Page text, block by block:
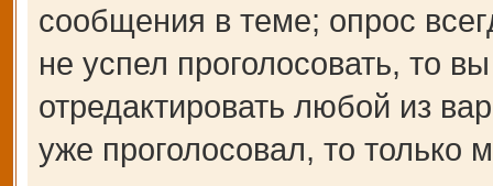
сообщения в теме; опрос
не успел проголосовать, то
отредактировать любой из
уже проголосовал, то только